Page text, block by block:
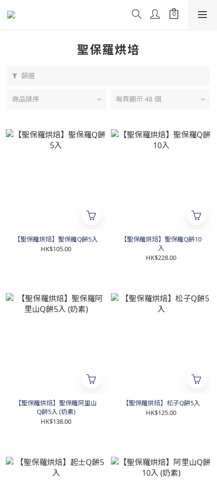
聖保羅烘培
篩選
商品排序 每頁顯示 48 個
【聖保羅烘焙】聖保羅Q餅5入
HK$105.00
【聖保羅烘焙】聖保羅Q餅10
入
HK$228.00
【聖保羅烘焙】聖保羅阿里山
Q餅5入 (奶素)
HK$138.00
【聖保羅烘焙】松子Q餅5入
HK$125.00